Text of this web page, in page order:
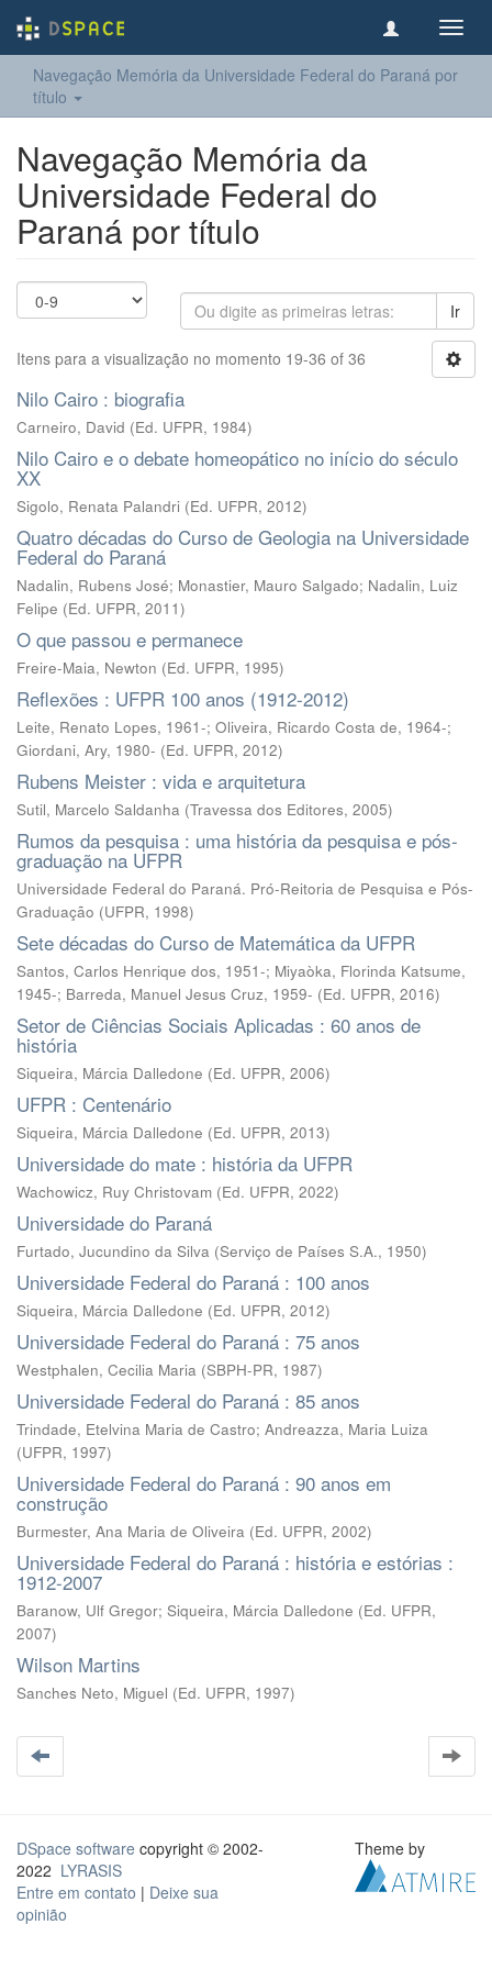
Navegação Memória da Universidade Federal do Paraná por
título
Navegação Memória da
Universidade Federal do
Paraná por título
Ir
Itens para a visualização no momento 19-36 of 36
Nilo Cairo : biografia
Carneiro, David (Ed. UFPR, 1984)
Nilo Cairo e o debate homeopático no início do século
XX
Sigolo, Renata Palandri (Ed. UFPR, 2012)
Quatro décadas do Curso de Geologia na Universidade
Federal do Paraná
Nadalin, Rubens José; Monastier, Mauro Salgado; Nadalin, Luiz
Felipe (Ed. UFPR, 2011)
O que passou e permanece
Freire-Maia, Newton (Ed. UFPR, 1995)
Reflexões : UFPR 100 anos (1912-2012)
Leite, Renato Lopes, 1961-; Oliveira, Ricardo Costa de, 1964-;
Giordani, Ary, 1980- (Ed. UFPR, 2012)
Rubens Meister : vida e arquitetura
Sutil, Marcelo Saldanha (Travessa dos Editores, 2005)
Rumos da pesquisa : uma história da pesquisa e pós-
graduação na UFPR
Universidade Federal do Paraná. Pró-Reitoria de Pesquisa e Pós-
Graduação (UFPR, 1998)
Sete décadas do Curso de Matemática da UFPR
Santos, Carlos Henrique dos, 1951-; Miyaòka, Florinda Katsume,
1945-; Barreda, Manuel Jesus Cruz, 1959- (Ed. UFPR, 2016)
Setor de Ciências Sociais Aplicadas : 60 anos de
história
Siqueira, Márcia Dalledone (Ed. UFPR, 2006)
UFPR : Centenário
Siqueira, Márcia Dalledone (Ed. UFPR, 2013)
Universidade do mate : história da UFPR
Wachowicz, Ruy Christovam (Ed. UFPR, 2022)
Universidade do Paraná
Furtado, Jucundino da Silva (Serviço de Países S.A., 1950)
Universidade Federal do Paraná : 100 anos
Siqueira, Márcia Dalledone (Ed. UFPR, 2012)
Universidade Federal do Paraná : 75 anos
Westphalen, Cecilia Maria (SBPH-PR, 1987)
Universidade Federal do Paraná : 85 anos
Trindade, Etelvina Maria de Castro; Andreazza, Maria Luiza
(UFPR, 1997)
Universidade Federal do Paraná : 90 anos em
construção
Burmester, Ana Maria de Oliveira (Ed. UFPR, 2002)
Universidade Federal do Paraná : história e estórias :
1912-2007
Baranow, Ulf Gregor; Siqueira, Márcia Dalledone (Ed. UFPR,
2007)
Wilson Martins
Sanches Neto, Miguel (Ed. UFPR, 1997)
DSpace software copyright © 2002-
2022 LYRASIS
Entre em contato | Deixe sua
opinião
Theme by